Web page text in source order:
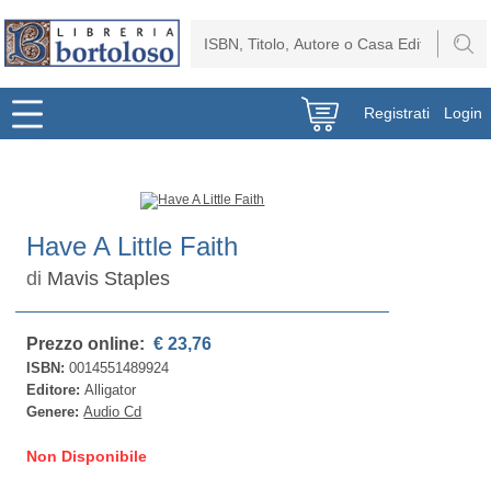
Registrati Login
Have A Little Faith
di Mavis Staples
Prezzo online: € 23,76
ISBN:0014551489924
Editore:Alligator
Genere:Audio Cd
Non Disponibile